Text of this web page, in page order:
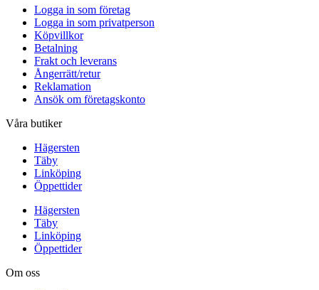
Logga in som företag
Logga in som privatperson
Köpvillkor
Betalning
Frakt och leverans
Ångerrätt/retur
Reklamation
Ansök om företagskonto
Våra butiker
Hägersten
Täby
Linköping
Öppettider
Hägersten
Täby
Linköping
Öppettider
Om oss